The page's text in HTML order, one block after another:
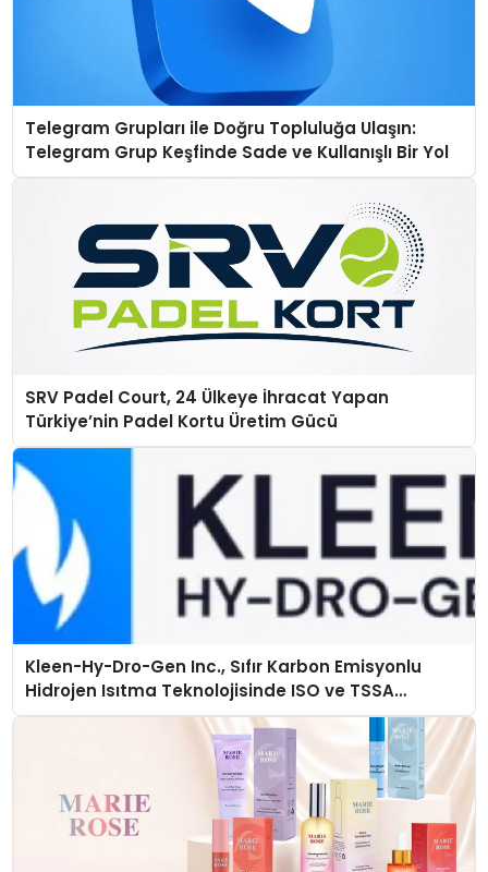
Telegram Grupları ile Doğru Topluluğa Ulaşın:
Telegram Grup Keşfinde Sade ve Kullanışlı Bir Yol
SRV Padel Court, 24 Ülkeye İhracat Yapan
Türkiye’nin Padel Kortu Üretim Gücü
Kleen-Hy-Dro-Gen Inc., Sıfır Karbon Emisyonlu
Hidrojen Isıtma Teknolojisinde ISO ve TSSA
Düzenleyici Onaylarını Aldı